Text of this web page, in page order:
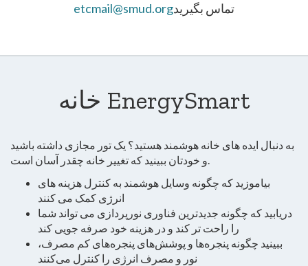
etcmail@smud.orgتماس بگیرید
خانه EnergySmart
به دنبال ایده های خانه هوشمند هستید؟ یک تور مجازی داشته باشید
و خودتان ببینید که تغییر خانه چقدر آسان است.
بیاموزید که چگونه وسایل هوشمند به کنترل هزینه های
انرژی کمک می کنند
دریابید که چگونه جدیدترین فناوری نورپردازی می تواند شما
را راحت تر کند و در هزینه خود صرفه جویی کند
ببینید چگونه پنجره‌ها و پوشش‌های پنجره‌های کم مصرف،
نور و مصرف انرژی را کنترل می‌کنند